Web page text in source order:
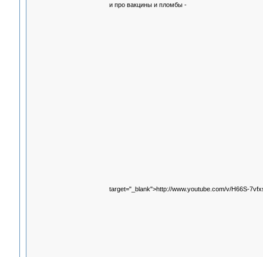
и про вакцины и пломбы -
target="_blank">http://www.youtube.com/v/H66S-